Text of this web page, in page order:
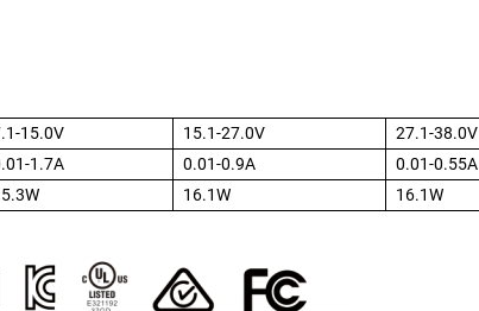
15.0V 15.1-27.0V
27.1-38.0V
1.7A 0.01-0.9A
0.01-0.55A
16.1W 16.1W